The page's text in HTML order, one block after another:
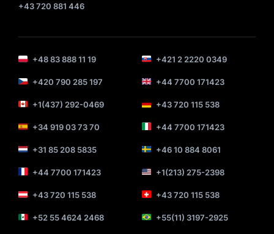
+43 720 881 446
+48 83 888 11 19 +421 2 2220 0349
+420 790 285 197 +44 7700 171423
+1(437) 292-0469 +43 720 115 538
+34 919 03 73 70 +44 7700 171423
+31 85 208 5835 +46 10 884 8061
+44 7700 171423 +1(213) 275-2398
+43 720 115 538 +43 720 115 538
+52 55 4624 2468 +55(11) 3197-2925